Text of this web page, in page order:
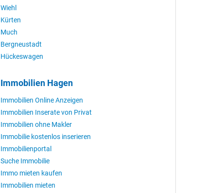
Wiehl
Kürten
Much
Bergneustadt
Hückeswagen
Immobilien Hagen
Immobilien Online Anzeigen
Immobilien Inserate von Privat
Immobilien ohne Makler
Immobilie kostenlos inserieren
Immobilienportal
Suche Immobilie
Immo mieten kaufen
Immobilien mieten